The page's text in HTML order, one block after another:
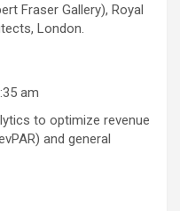
Fraser Gallery), Royal
London.
am
to optimize revenue
and general